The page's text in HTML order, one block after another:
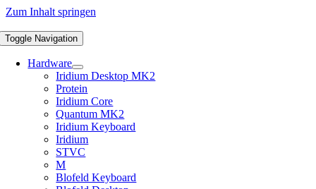
Zum Inhalt springen
Toggle Navigation
Hardware
Iridium Desktop MK2
Protein
Iridium Core
Quantum MK2
Iridium Keyboard
Iridium
STVC
M
Blofeld Keyboard